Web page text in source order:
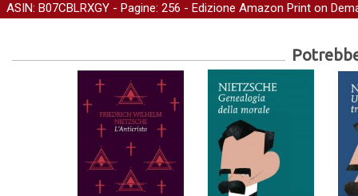
ASIN: B07CBLRXGY - Pagine: 256 - Edizione Amazon Print on